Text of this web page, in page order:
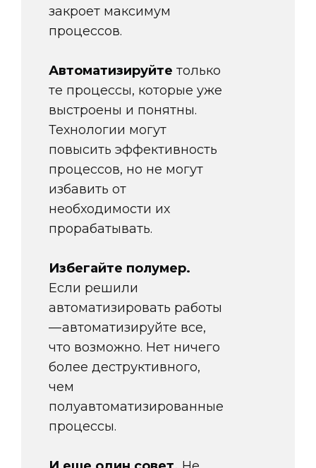
закроет максимум
процессов.
Автоматизируйте только
те процессы, которые уже
выстроены и понятны.
Технологии могут
повысить эффективность
процессов, но не могут
избавить от
необходимости их
прорабатывать.
Избегайте полумер.
Если решили
автоматизировать работы
— автоматизируйте все,
что возможно. Нет ничего
более деструктивного,
чем
полуавтоматизированные
процессы.